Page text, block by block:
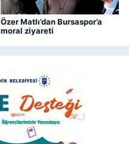
Özer Matlı’dan Bursaspor’a
moral ziyareti